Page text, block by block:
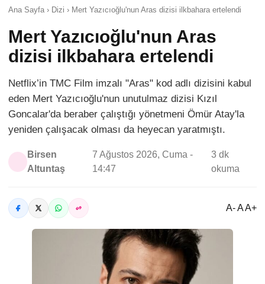
Ana Sayfa › Dizi › Mert Yazıcıoğlu'nun Aras dizisi ilkbahara ertelendi
Mert Yazıcıoğlu'nun Aras
dizisi ilkbahara ertelendi
Netflix’in TMC Film imzalı "Aras" kod adlı dizisini kabul
eden Mert Yazıcıoğlu'nun unutulmaz dizisi Kızıl
Goncalar'da beraber çalıştığı yönetmeni Ömür Atay'la
yeniden çalışacak olması da heyecan yaratmıştı.
Birsen
Altuntaş
7 Ağustos 2026, Cuma -
14:47
3 dk
okuma
A- A A+